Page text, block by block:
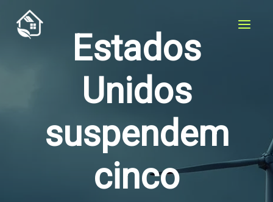
content
Estados
Unidos
suspendem
cinco